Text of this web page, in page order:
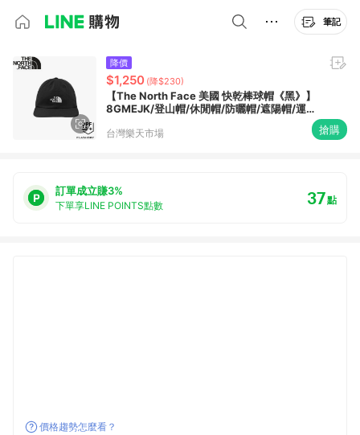
筆記
降價
$1,250 (降$230)
【The North Face 美國 快乾棒球帽《黑》】
8GMEJK/登山帽/休閒帽/防曬帽/遮陽帽/運動
台灣樂天市場 搶購
訂單成立賺3%
下單享LINE POINTS點數 37點
價格趨勢怎麼看？